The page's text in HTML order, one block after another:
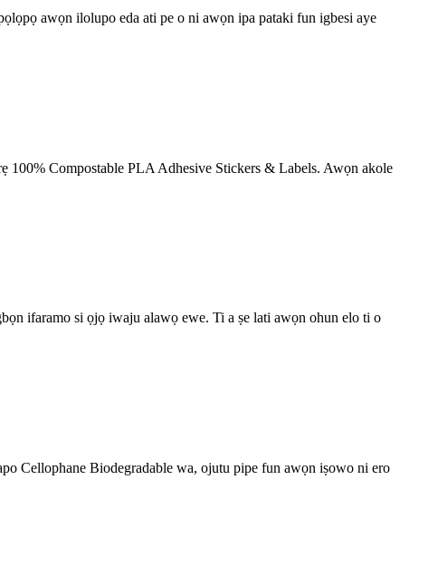
awọn ilolupo eda ati pe o ni awọn ipa pataki fun igbesi aye
Compostable PLA Adhesive Stickers & Labels. Awọn akole
ifaramo si ọjọ iwaju alawọ ewe. Ti a ṣe lati awọn ohun elo ti o
Cellophane Biodegradable wa, ojutu pipe fun awọn iṣowo ni ero